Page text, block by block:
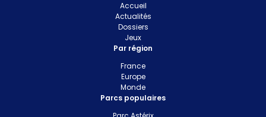
Accueil
Actualités
Dossiers
Jeux
Par région
France
Europe
Monde
Parcs populaires